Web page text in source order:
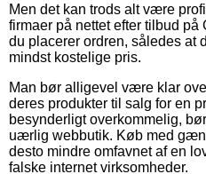
Men det kan trods alt være
firmaer på nettet efter tilbud
du placerer ordren, således at
mindst kostelige pris.
Man bør alligevel være klar
deres produkter til salg for en
besynderligt overkommelig,
uærlig webbutik. Køb med
desto mindre omfavnet af en
falske internet virksomheder.